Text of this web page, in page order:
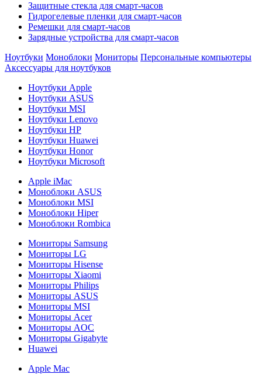
Защитные стекла для смарт-часов
Гидрогелевые пленки для смарт-часов
Ремешки для смарт-часов
Зарядные устройства для смарт-часов
Ноутбуки Моноблоки Мониторы Персональные компьютеры
Аксессуары для ноутбуков
Ноутбуки Apple
Ноутбуки ASUS
Ноутбуки MSI
Ноутбуки Lenovo
Ноутбуки HP
Ноутбуки Huawei
Ноутбуки Honor
Ноутбуки Microsoft
Apple iMac
Моноблоки ASUS
Моноблоки MSI
Моноблоки Hiper
Моноблоки Rombica
Мониторы Samsung
Мониторы LG
Мониторы Hisense
Мониторы Xiaomi
Мониторы Philips
Мониторы ASUS
Мониторы MSI
Мониторы Acer
Мониторы AOC
Мониторы Gigabyte
Huawei
Apple Mac